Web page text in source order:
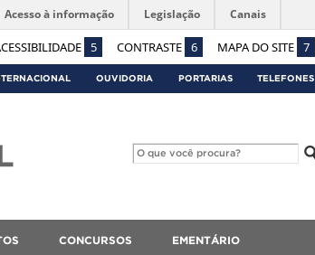
5 CONTRASTE 6 MAPA DO SITE 7
Acesso à informação Legislação Canais
OUVIDORIA PORTARIAS TELEFONES
CONCURSOS EMENTÁRIO